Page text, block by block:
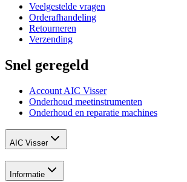
Veelgestelde vragen
Orderafhandeling
Retourneren
Verzending
Snel geregeld
Account AIC Visser
Onderhoud meetinstrumenten
Onderhoud en reparatie machines
AIC Visser
Informatie